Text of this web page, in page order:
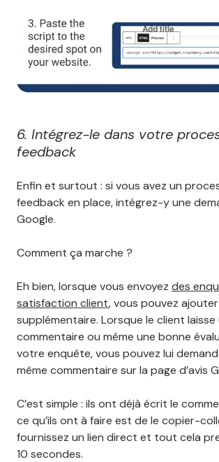
6. Intégrez-le dans votre
feedback
Enfin et surtout : si vous avez un
feedback en place, intégrez-y une
Google.
Comment ça marche ?
Eh bien, lorsque vous envoyez des
satisfaction client, vous pouvez
supplémentaire. Lorsque le client laisse
commentaire ou même une bonne
votre enquête, vous pouvez lui
même commentaire sur la page d’avis
C’est simple : ils ont déjà écrit le
ce qu’ils ont à faire est de le copier-
fournissez un lien direct et tout cela
10 secondes.